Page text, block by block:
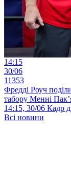
14:15
30/06
11353
Фредді Роуч
табору Менні
14:15, 30/06 Кадр
Всі новини